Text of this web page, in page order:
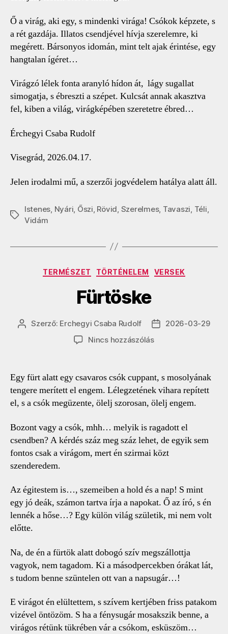
Ő a virág, aki egy, s mindenki virága! Csókok képzete, s
a rét gazdája. Illatos csendjével hívja szerelemre, ki
megérett. Bársonyos idomán, mint telt ajak érintése, egy
hangtalan ígéret…
Virágzó lélek fonta aranyló hídon át, lágy sugallat
simogatja, s ébreszti a szépet. Kulcsát annak akasztva
fel, kiben a világ, virágképében szeretetre ébred…
Érchegyi Csaba Rudolf
Visegrád, 2026.04.17.
Jelen irodalmi mű, a szerzői jogvédelem hatálya alatt áll.
Címkék
Istenes Nyári Őszi Rövid Szerelmes, Tavaszi Téli
Vidám
Kategóriák
TERMÉSZET TÖRTÉNELEM VERSEK
Fürtöske
Bejegyzés
Szerző: Erchegyi Csaba Rudolf
Bejegyzés
2026-03-29
Nincs hozzászólása(z)
Egy fürt alatt egy csavaros csók cuppant, s mosolyának
tengere merített el engem. Lélegzetének vihara repített
el, s a csók megüzente, ölelj szorosan, ölelj engem.
Bozont vagy a csók, mhh… melyik is ragadott el
csendben? A kérdés száz meg száz lehet, de egyik sem
fontos csak a virágom, mert én szirmai közt
szenderedem.
Az égitestem is…, szemeiben a hold és a nap! S mint
egy jó deák, számon tartva írja a napokat. Ő az író, s én
lennék a hőse…? Egy külön világ születik, mi nem volt
előtte.
Na, de én a fürtök alatt dobogó szív megszállottja
vagyok, nem tagadom. Ki a másodpercekben órákat lát,
s tudom benne szüntelen ott van a napsugár…!
E virágot én elültettem, s szívem kertjében friss patakom
vizével öntözöm. S ha a fénysugár mosakszik benne, a
virágos rétünk tükrében vár a csókom, esküszöm…